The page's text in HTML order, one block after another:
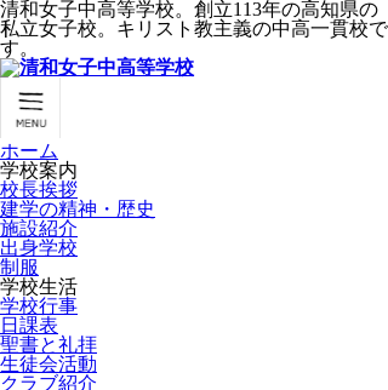
清和女子中高等学校。創立113年の高知県の
私立女子校。キリスト教主義の中高一貫校で
す。
ホーム
学校案内
校長挨拶
建学の精神・歴史
施設紹介
出身学校
制服
学校生活
学校行事
日課表
聖書と礼拝
生徒会活動
クラブ紹介